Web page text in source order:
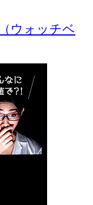
ウォッチベ